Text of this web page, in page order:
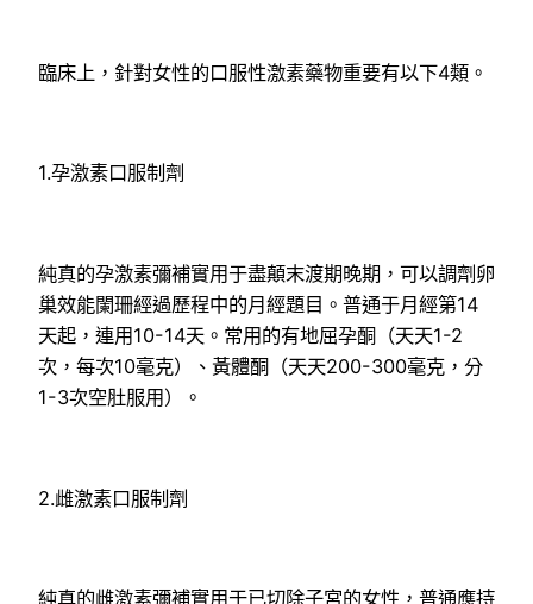
臨床上，針對女性的口服性激素藥物重要有以下4類。
1.孕激素口服制劑
純真的孕激素彌補實用于盡顛末渡期晚期，可以調劑卵
巢效能闌珊經過歷程中的月經題目。普通于月經第14
天起，連用10-14天。常用的有地屈孕酮（天天1-2
次，每次10毫克）、黃體酮（天天200-300毫克，分
1-3次空肚服用）。
2.雌激素口服制劑
純真的雌激素彌補實用于已切除子宮的女性，普通應持